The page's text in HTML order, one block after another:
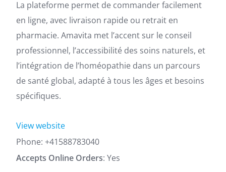
La plateforme permet de commander facilement
en ligne, avec livraison rapide ou retrait en
pharmacie. Amavita met l’accent sur le conseil
professionnel, l’accessibilité des soins naturels, et
l’intégration de l’homéopathie dans un parcours
de santé global, adapté à tous les âges et besoins
spécifiques.
View website
Phone: +41588783040
Accepts Online Orders: Yes